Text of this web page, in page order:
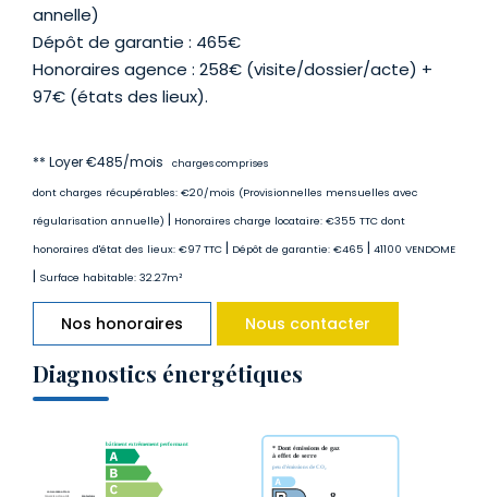
annelle)
Dépôt de garantie : 465€
Honoraires agence : 258€ (visite/dossier/acte) +
97€ (états des lieux).
** Loyer €485/mois charges comprises
dont charges récupérables: €20/mois (Provisionnelles mensuelles avec
régularisation annuelle) | Honoraires charge locataire: €355 TTC dont
honoraires d'état des lieux: €97 TTC | Dépôt de garantie: €465 | 41100 VENDOME
| Surface habitable: 32.27m²
Nos honoraires Nous contacter
Diagnostics énergétiques